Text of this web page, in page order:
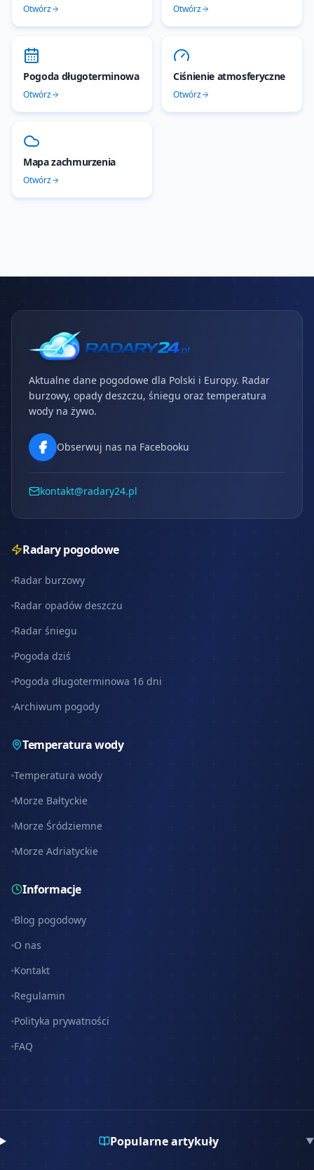
Otwórz Otwórz
Pogoda długoterminowa
Otwórz
Ciśnienie atmosferyczne
Otwórz
Mapa zachmurzenia
Otwórz
Aktualne dane pogodowe dla Polski i Europy. Radar
burzowy, opady deszczu, śniegu oraz temperatura
wody na żywo.
Obserwuj nas na Facebooku
kontakt@radary24.pl
Radary pogodowe
Radar burzowy
Radar opadów deszczu
Radar śniegu
Pogoda dziś
Pogoda długoterminowa 16 dni
Archiwum pogody
Temperatura wody
Temperatura wody
Morze Bałtyckie
Morze Śródziemne
Morze Adriatyckie
Informacje
Blog pogodowy
O nas
Kontakt
Regulamin
Polityka prywatności
FAQ
Popularne artykuły ▼